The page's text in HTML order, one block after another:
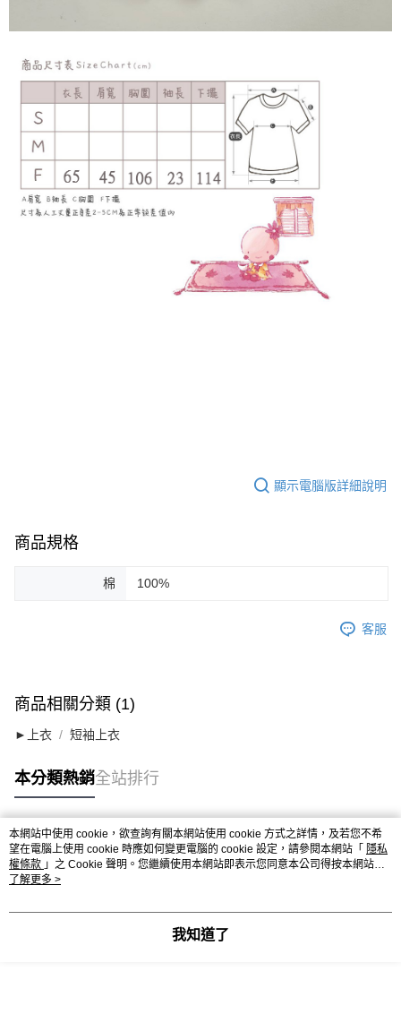
顯示電腦版詳細說明
商品規格
棉 100%
客服
商品相關分類 (1)
►上衣 短袖上衣
本分類熱銷全站排行
熱門標籤
本網站中使用 cookie，欲查詢有關本網站使用 cookie 方式之詳情，及若您不希
望在電腦上使用 cookie 時應如何變更電腦的 cookie 設定，請參閱本網站「 隱私
權條款 」之 Cookie 聲明。您繼續使用本網站即表示您同意本公司得按本網站使
用條款之 Cookie 聲明使用 cookie。
了解更多 >
我知道了